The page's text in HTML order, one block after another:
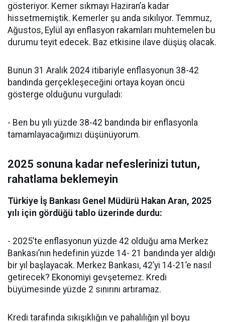
gösteriyor. Kemer sıkmayı Haziran’a kadar
hissetmemiştik. Kemerler şu anda sıkılıyor. Temmuz,
Ağustos, Eylül ayı enflasyon rakamları muhtemelen bu
durumu teyit edecek. Baz etkisine ilave düşüş olacak.
Bunun 31 Aralık 2024 itibariyle enflasyonun 38-42
bandında gerçekleşeceğini ortaya koyan öncü
gösterge olduğunu vurguladı:
- Ben bu yılı yüzde 38-42 bandında bir enflasyonla
tamamlayacağımızı düşünüyorum.
2025 sonuna kadar nefeslerinizi tutun,
rahatlama beklemeyin
Türkiye İş Bankası Genel Müdürü Hakan Aran, 2025
yılı için gördüğü tablo üzerinde durdu:
- 2025’te enflasyonun yüzde 42 olduğu ama Merkez
Bankası’nın hedefinin yüzde 14- 21 bandında yer aldığı
bir yıl başlayacak. Merkez Bankası, 42’yi 14-21’e nasıl
getirecek? Ekonomiyi gevşetemez. Kredi
büyümesinde yüzde 2 sınırını artıramaz.
Kredi tarafında sıkışıklığın ve pahalılığın yıl boyu